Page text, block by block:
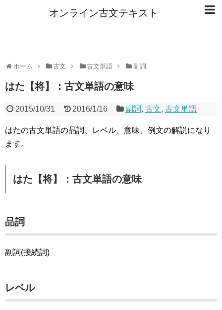
オンライン古文テキスト
ホーム 古文 古文単語 副詞
はた【将】：古文単語の意味
2015/10/31 2016/1/16 副詞,古文,古文単語
はたの古文単語の品詞、レベル、意味、例文の解説になり
ます。
はた【将】：古文単語の意味
品詞
副詞(接続詞)
レベル